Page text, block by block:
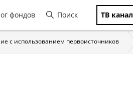
фондов Поиск ТВ канал
с использованием первоисточников